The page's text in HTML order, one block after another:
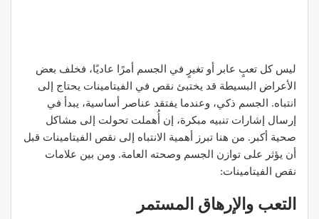
ليس كل تعبٍ عابر أو تغيرٍ في الجسم أمرًا عاديًا، فخلف بعض
الأعراض البسيطة قد يختبئ نقص في الفيتامينات يحتاج إلى
انتباه. الجسم ذكي، وعندما يفتقد عناصر أساسية، يبدأ في
إرسال إشارات تنبيه مبكرة، إن أُهملت تحولت إلى مشاكل
صحية أكبر. من هنا تبرز أهمية الانتباه إلى نقص الفيتامينات قبل
أن يؤثر على توازن الجسم وصحته العامة. ومن بين علامات
نقص الفيتامينات:
التعب والإرهاق المستمر